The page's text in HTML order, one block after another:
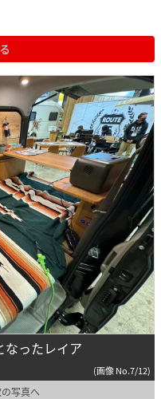
なったレイア
(画像 No.7/12)
写真へ